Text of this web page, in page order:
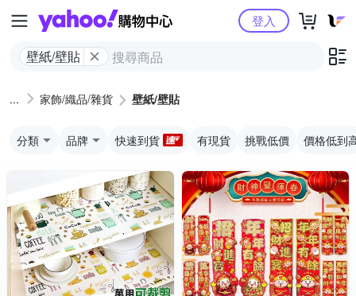
Yahoo購物中心
壁紙/壁貼
登入
家飾/織品/雜貨 壁紙/壁貼
分類 品牌 快速到貨 有現貨 挑戰低價 價格低到